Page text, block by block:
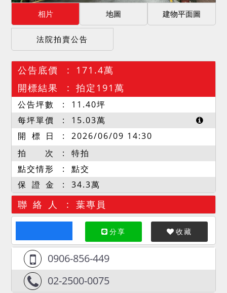
相片 地圖 建物平面圖
法院拍賣公告
公告底價
171.4萬
開標結果
拍定191萬
公告坪數 11.40坪
每坪單價
15.03萬
開 標 日
2026/06/09 14:30
拍 次
特拍
點交情形
點交
保 證 金
34.3萬
聯 絡 人 葉專員
分享 收藏
0906-856-449
02-2500-0075